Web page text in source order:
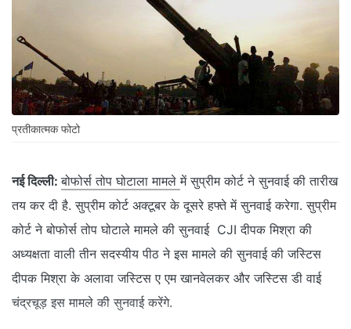
प्रतीकात्मक फोटो
नई दिल्ली: बोफोर्स तोप घोटाला मामलेमें सुप्रीम कोर्ट ने सुनवाई की तारीख
तय कर दी है. सुप्रीम कोर्ट अक्टूबर के दूसरे हफ्ते में सुनवाई करेगा. सुप्रीम
कोर्ट ने बोफोर्स तोप घोटाले मामले की सुनवाई CJI दीपक मिश्रा की
अध्यक्षता वाली तीन सदस्यीय पीठ ने इस मामले की सुनवाई की जस्टिस
दीपक मिश्रा के अलावा जस्टिस ए एम खानवेलकर और जस्टिस डी वाई
चंद्रचूड़ इस मामले की सुनवाई करेंगे.